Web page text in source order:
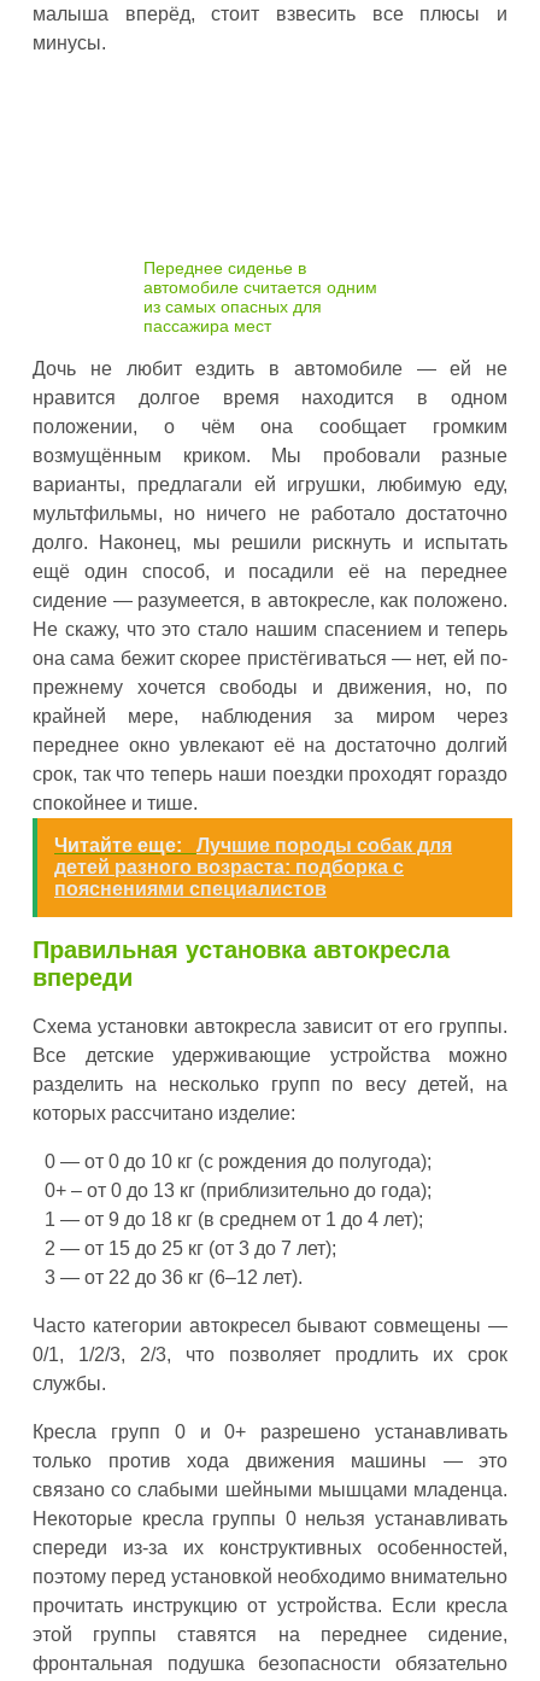
малыша вперёд, стоит взвесить все плюсы и
минусы.
Переднее сиденье в
автомобиле считается одним
из самых опасных для
пассажира мест
Дочь не любит ездить в автомобиле — ей не
нравится долгое время находится в одном
положении, о чём она сообщает громким
возмущённым криком. Мы пробовали разные
варианты, предлагали ей игрушки, любимую еду,
мультфильмы, но ничего не работало достаточно
долго. Наконец, мы решили рискнуть и испытать
ещё один способ, и посадили её на переднее
сидение — разумеется, в автокресле, как положено.
Не скажу, что это стало нашим спасением и теперь
она сама бежит скорее пристёгиваться — нет, ей по-
прежнему хочется свободы и движения, но, по
крайней мере, наблюдения за миром через
переднее окно увлекают её на достаточно долгий
срок, так что теперь наши поездки проходят гораздо
спокойнее и тише.
Читайте еще:
Лучшие породы собак для
детей разного возраста: подборка с
пояснениями специалистов
Правильная установка автокресла
впереди
Схема установки автокресла зависит от его группы.
Все детские удерживающие устройства можно
разделить на несколько групп по весу детей, на
которых рассчитано изделие:
0 — от 0 до 10 кг (с рождения до полугода);
0+ – от 0 до 13 кг (приблизительно до года);
1 — от 9 до 18 кг (в среднем от 1 до 4 лет);
2 — от 15 до 25 кг (от 3 до 7 лет);
3 — от 22 до 36 кг (6–12 лет).
Часто категории автокресел бывают совмещены —
0/1, 1/2/3, 2/3, что позволяет продлить их срок
службы.
Кресла групп 0 и 0+ разрешено устанавливать
только против хода движения машины — это
связано со слабыми шейными мышцами младенца.
Некоторые кресла группы 0 нельзя устанавливать
спереди из-за их конструктивных особенностей,
поэтому перед установкой необходимо внимательно
прочитать инструкцию от устройства. Если кресла
этой группы ставятся на переднее сидение,
фронтальная подушка безопасности обязательно